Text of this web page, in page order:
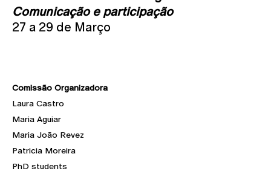
Comunicação e participação
27 a 29 de Março
Comissão Organizadora
Laura Castro
Maria Aguiar
Maria João Revez
Patricia Moreira
PhD students